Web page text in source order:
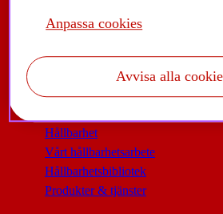
Våra förvaltare
Hållbarhet
Vårt hållbarhetsarbete
Hållbarhetsbibliotek
Produkter & tjänster
Anpassa cookies
Avvisa alla